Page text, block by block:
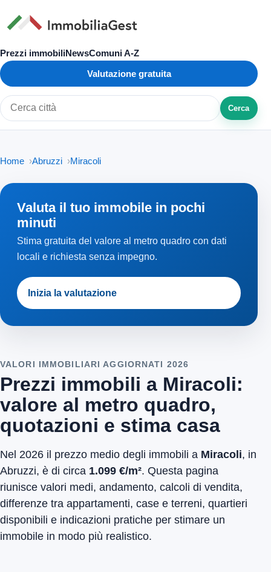
Prezzi immobiliNewsComuni A-Z
Valutazione gratuita
Cerca città o zona
Cerca
Home Abruzzi Miracoli
Valuta il tuo immobile in pochi
minuti
Stima gratuita del valore al metro quadro con dati
locali e richiesta senza impegno.
Inizia la valutazione
VALORI IMMOBILIARI AGGIORNATI 2026
Prezzi immobili a Miracoli:
valore al metro quadro,
quotazioni e stima casa
Nel 2026 il prezzo medio degli immobili a Miracoli, in
Abruzzi, è di circa 1.099 €/m². Questa pagina
riunisce valori medi, andamento, calcoli di vendita,
differenze tra appartamenti, case e terreni, quartieri
disponibili e indicazioni pratiche per stimare un
immobile in modo più realistico.